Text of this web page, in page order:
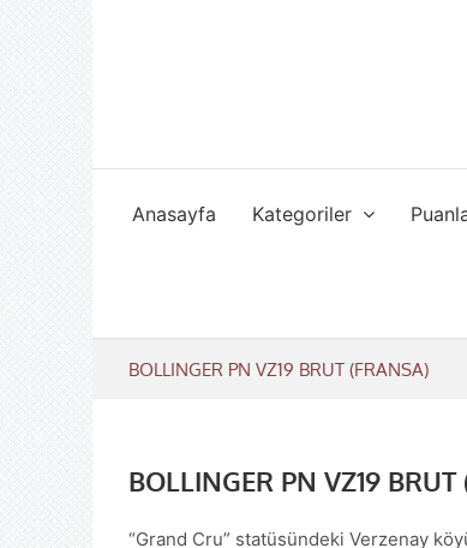
Anasayfa Kategoriler
BOLLINGER PN VZ19 BRUT (FRANSA)
BOLLINGER PN VZ19 BRUT
“Grand Cru” statüsündeki Verzenay